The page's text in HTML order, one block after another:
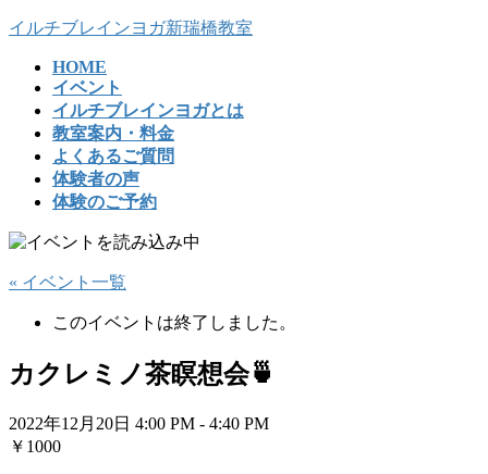
コ
プ
ナ
動
イルチブレインヨガ新瑞橋教室
HOME
イベント
イルチブレインヨガとは
教室案内・料金
よくあるご質問
体験者の声
体験のご予約
« イベント一覧
このイベントは終了しました。
カクレミノ茶瞑想会🍵
2022年12月20日 4:00 PM - 4:40 PM
￥1000